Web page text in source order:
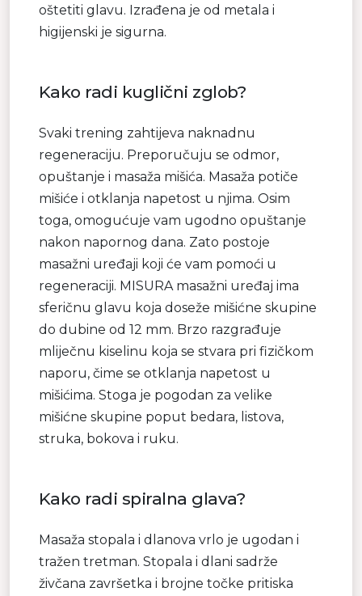
oštetiti glavu. Izrađena je od metala i
higijenski je sigurna.
Kako radi kuglični zglob?
Svaki trening zahtijeva naknadnu
regeneraciju. Preporučuju se odmor,
opuštanje i masaža mišića. Masaža potiče
mišiće i otklanja napetost u njima. Osim
toga, omogućuje vam ugodno opuštanje
nakon napornog dana. Zato postoje
masažni uređaji koji će vam pomoći u
regeneraciji. MISURA masažni uređaj ima
sferičnu glavu koja doseže mišićne skupine
do dubine od 12 mm. Brzo razgrađuje
mliječnu kiselinu koja se stvara pri fizičkom
naporu, čime se otklanja napetost u
mišićima. Stoga je pogodan za velike
mišićne skupine poput bedara, listova,
struka, bokova i ruku.
Kako radi spiralna glava?
Masaža stopala i dlanova vrlo je ugodan i
tražen tretman. Stopala i dlani sadrže
živčana završetka i brojne točke pritiska